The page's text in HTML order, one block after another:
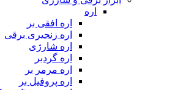
اره
اره افقی بر
اره زنجیری برقی
اره شارژی
اره گردبر
اره مرمر بر
اره پروفیل بر